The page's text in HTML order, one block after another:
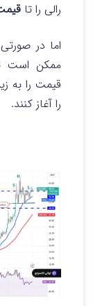
رالی را تا
اما در
قیمت را به
را آغاز کنند.